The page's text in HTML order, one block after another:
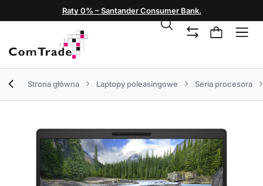
Raty 0% – Santander Consumer Bank.
Strona główna Laptopy poleasingowe Seria procesora